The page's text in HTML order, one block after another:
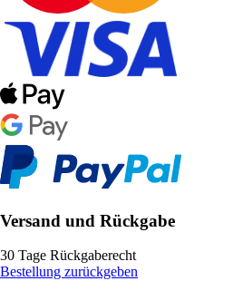
Versand und Rückgabe
30 Tage Rückgaberecht
Bestellung zurückgeben